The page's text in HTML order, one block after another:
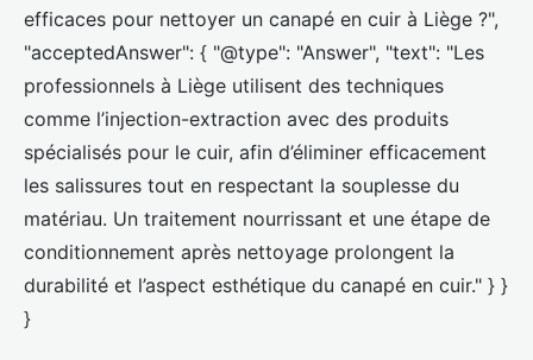
efficaces pour nettoyer un canapé en cuir à Liège ?",
"acceptedAnswer": { "@type": "Answer", "text": "Les
professionnels à Liège utilisent des techniques
comme l’injection-extraction avec des produits
spécialisés pour le cuir, afin d’éliminer efficacement
les salissures tout en respectant la souplesse du
matériau. Un traitement nourrissant et une étape de
conditionnement après nettoyage prolongent la
durabilité et l’aspect esthétique du canapé en cuir." } }
}